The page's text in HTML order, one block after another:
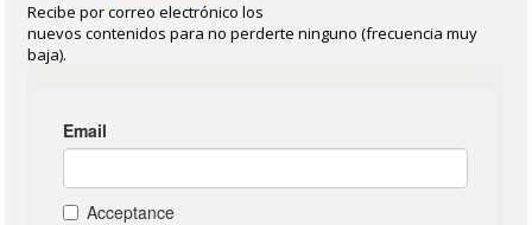
Recibe por correo electrónico los
nuevos contenidos para no perderte ninguno (frecuencia muy
baja).